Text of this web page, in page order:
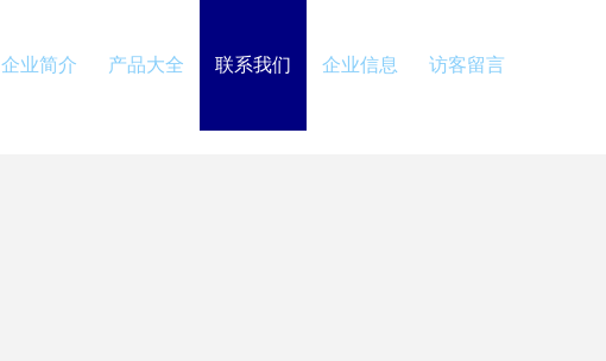
企业简介 产品大全 联系我们 企业信息 访客留言